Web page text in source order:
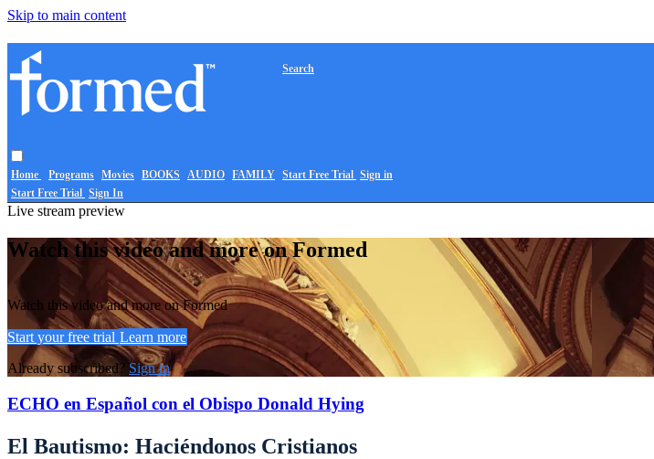
Skip to main content
Home Programs Movies BOOKS AUDIO FAMILY
Search
Start Free Trial Sign in
Start Free Trial Sign In
Live stream preview
Watch this video and more on Formed
Watch this video and more on Formed
Start your free trial Learn more
Already subscribed? Sign in
ECHO en Español con el Obispo Donald Hying
El Bautismo: Haciéndonos Cristianos